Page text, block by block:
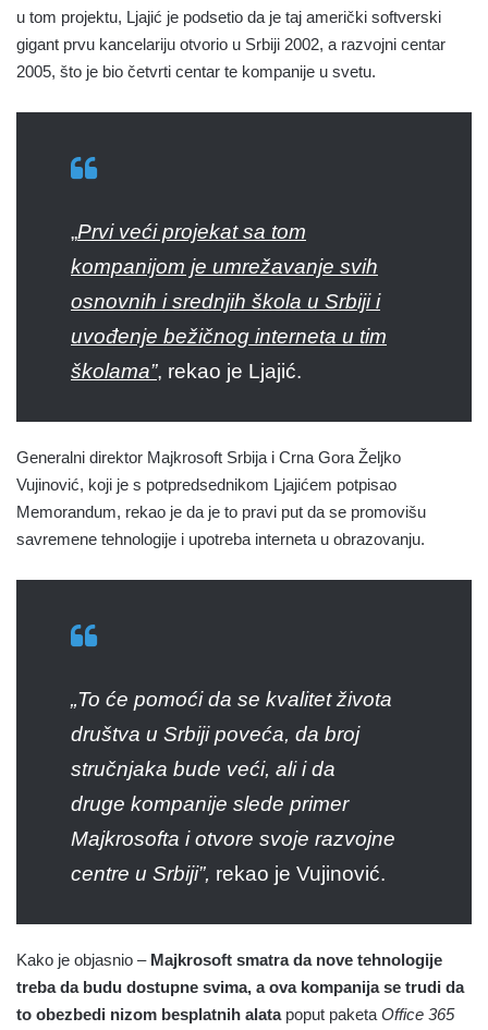
u tom projektu, Ljajić je podsetio da je taj američki softverski
gigant prvu kancelariju otvorio u Srbiji 2002, a razvojni centar
2005, što je bio četvrti centar te kompanije u svetu.
„Prvi veći projekat sa tom
kompanijom je umrežavanje svih
osnovnih i srednjih škola u Srbiji i
uvođenje bežičnog interneta u tim
školama”, rekao je Ljajić.
Generalni direktor Majkrosoft Srbija i Crna Gora Željko
Vujinović, koji je s potpredsednikom Ljajićem potpisao
Memorandum, rekao je da je to pravi put da se promovišu
savremene tehnologije i upotreba interneta u obrazovanju.
„To će pomoći da se kvalitet života
društva u Srbiji poveća, da broj
stručnjaka bude veći, ali i da
druge kompanije slede primer
Majkrosofta i otvore svoje razvojne
centre u Srbiji”, rekao je Vujinović.
Kako je objasnio – Majkrosoft smatra da nove tehnologije
treba da budu dostupne svima, a ova kompanija se trudi da
to obezbedi nizom besplatnih alatapoput paketa Office 365